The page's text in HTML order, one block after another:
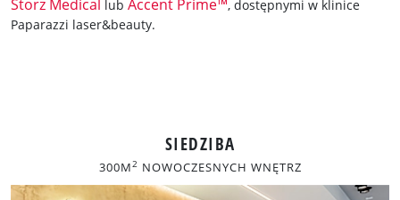
Storz Medical lub Accent Prime™, dostępnymi w klinice
Paparazzi laser&beauty.
SIEDZIBA
300M2 NOWOCZESNYCH WNĘTRZ